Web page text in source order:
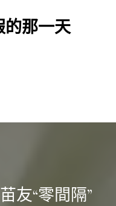
的那一天
友“零間隔”